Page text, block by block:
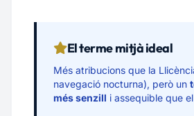
El terme mitjà ideal
Més atribucions que la
navegació nocturna), però un
més senzill i assequible que el